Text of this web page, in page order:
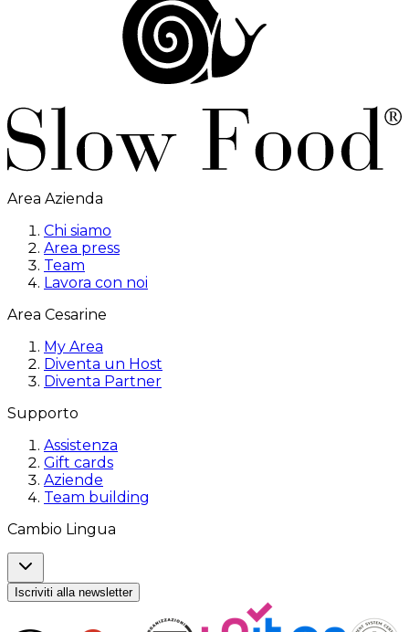
Area Azienda
Chi siamo
Area press
Team
Lavora con noi
Area Cesarine
My Area
Diventa un Host
Diventa Partner
Supporto
Assistenza
Gift cards
Aziende
Team building
Cambio Lingua
Iscriviti alla newsletter